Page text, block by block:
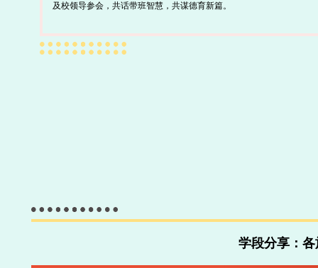
及校领导参会，共话带班智慧，共谋德育新篇。
学段分享：